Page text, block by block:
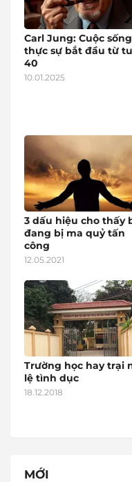
Carl Jung: Cuộc sống
thực sự bắt đầu từ
40
10.01.2025
3 dấu hiệu cho thấy
đang bị ma quỷ tấn
công
12.05.2021
Trường học hay trại
lệ tình dục
18.12.2018
MỚI